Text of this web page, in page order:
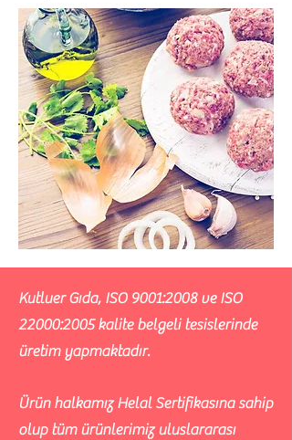
Kutluer Gıda, ISO 9001:2008 ve ISO
22000:2005 kalite belgeli tesislerinde
üretim yapmaktadır.
Ürün halkamız Helal Sertifikasına sahip
olup tüm ürünlerimiz uluslararası